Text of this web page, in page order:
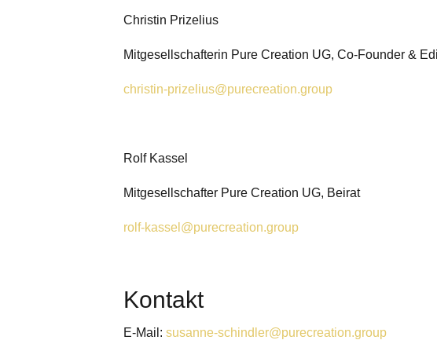
Christin Prizelius
Mitgesellschafterin Pure Creation UG, Co-Founder &
christin-prizelius@purecreation.group
Rolf Kassel
Mitgesellschafter Pure Creation UG, Beirat
rolf-kassel@purecreation.group
Kontakt
E‑Mail: susanne-schindler@purecreation.group